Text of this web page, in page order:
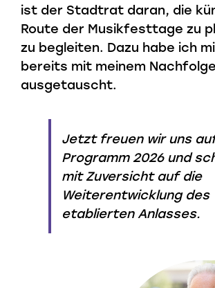
ist der Stadtrat daran, die
Route der Musikfesttage zu
zu begleiten. Dazu habe ich
bereits mit meinem
ausgetauscht.
Jetzt freuen wir uns
Programm 2026 und
mit Zuversicht auf die
Weiterentwicklung des
etablierten Anlasses.